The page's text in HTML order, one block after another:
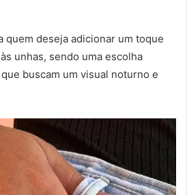
quem deseja adicionar um toque
unhas, sendo uma escolha
buscam um visual noturno e